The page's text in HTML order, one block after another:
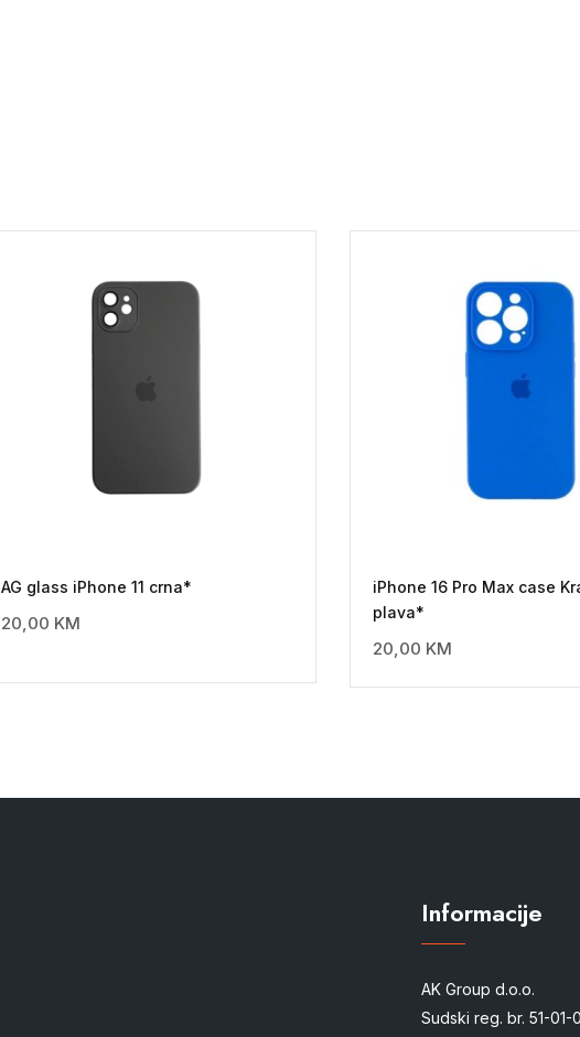
AG glass iPhone 11 crna*
20,00 KM
iPhone 16 Pro Max case
plava*
20,00 KM
Informacije
AK Group d.o.o.
Sudski reg. br. 51-01-